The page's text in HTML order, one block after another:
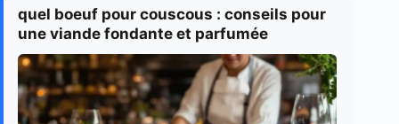
quel boeuf pour couscous : conseils pour
une viande fondante et parfumée